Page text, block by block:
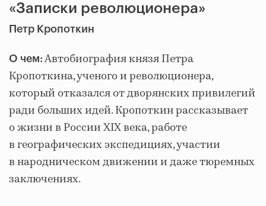
«Записки революционера»
Петр Кропоткин
О чем: Автобиография князя Петра
Кропоткина, ученого и революционера,
который отказался от дворянских привилегий
ради больших идей. Кропоткин рассказывает
о жизни в России XIX века, работе
в географических экспедициях, участии
в народническом движении и даже тюремных
заключениях.